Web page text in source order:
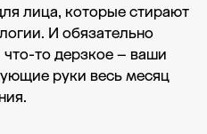
лица, которые стирают
И обязательно
то дерзкое – ваши
руки весь месяц